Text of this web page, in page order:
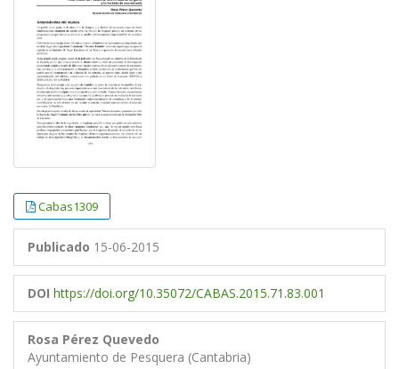
Cabas1309
Publicado 15-06-2015
DOI https://doi.org/10.35072/CABAS.2015.71.83.001
Rosa Pérez Quevedo
Ayuntamiento de Pesquera (Cantabria)